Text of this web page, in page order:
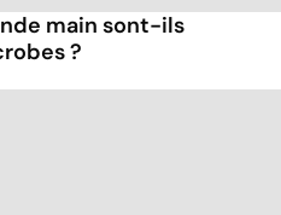
main sont-ils
?